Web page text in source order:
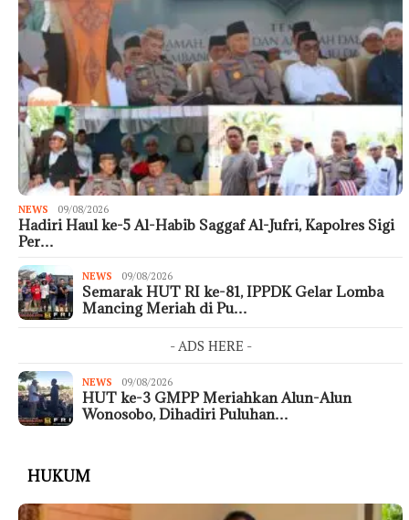
NEWS 09/08/2026
Hadiri Haul ke-5 Al-Habib Saggaf Al-Jufri, Kapolres Sigi
Per…
NEWS 09/08/2026
Semarak HUT RI ke-81, IPPDK Gelar Lomba
Mancing Meriah di Pu…
- ADS HERE -
NEWS 09/08/2026
HUT ke-3 GMPP Meriahkan Alun-Alun
Wonosobo, Dihadiri Puluhan…
HUKUM